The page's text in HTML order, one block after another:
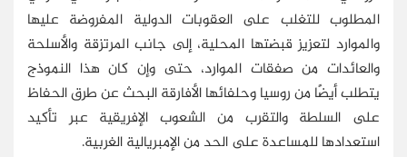
المطلوب للتغلب على العقوبات الدولية المفروضة عليها
والموارد لتعزيز قبضتها المحلية، إلى جانب المرتزقة والأسلحة
والعائدات من صفقات الموارد، حتى وإن كان هذا النموذج
يتطلب أيضًا من روسيا وحلفائها الأفارقة البحث عن طرق الحفاظ
على السلطة والتقرب من الشعوب الإفريقية عبر تأكيد
استعدادها للمساعدة على الحد من الإمبريالية الغربية.